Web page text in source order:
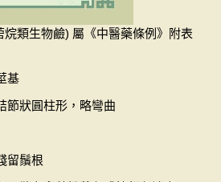
類生物鹼) 屬《中醫藥條例》附表
基
節狀圓柱形，略彎曲
留鬚根